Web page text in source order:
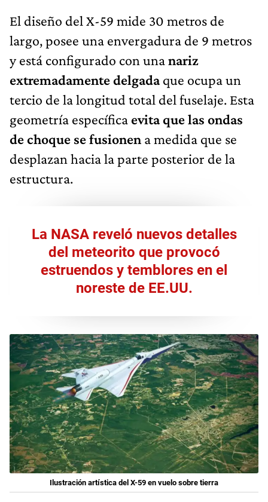
El diseño del X-59 mide 30 metros de
largo, posee una envergadura de 9 metros
y está configurado con unanariz
extremadamente delgadaque ocupa un
tercio de la longitud total del fuselaje. Esta
geometría específica evita que las ondas
de choque se fusionen a medida que se
desplazan hacia la parte posterior de la
estructura.
La NASA reveló nuevos detalles
del meteorito que provocó
estruendos y temblores en el
noreste de EE.UU.
Ilustración artística del X-59 en vuelo sobre tierra